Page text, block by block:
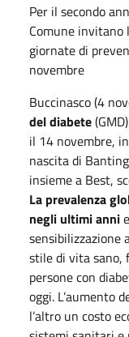
Per il secondo
Comune invitano
giornate di
novembre
Buccinasco (4
del diabete
il 14 novembre,
nascita di
insieme a Best,
La prevalenza
negli ultimi anni
sensibilizzazione
stile di vita sano,
persone con
oggi. L’aumento
l’altro un costo